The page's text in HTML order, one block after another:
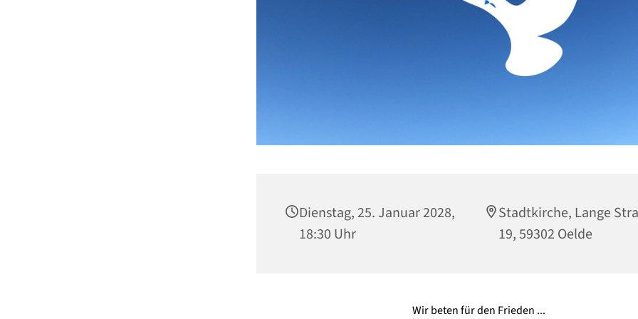
Dienstag, 25. Januar 2028,
18:30 Uhr
Stadtkirche, Lange
19, 59302 Oelde
Wir beten für den Frieden ...